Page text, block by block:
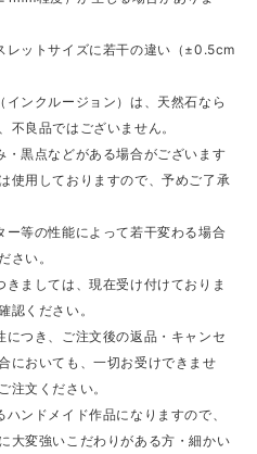
レットサイズに若干の違い（±0.5cm
ンクルージョン）は、天然石なら
不良品ではございません。
黒点などがある場合がございます
使用しておりますので、予めご了承
等の性能によって若干変わる場合
さい。
ましては、現在受け付けておりま
認ください。
つき、ご注文後の返品・キャンセ
においても、一切お受けできませ
注文ください。
ンドメイド作品になりますので、
大変強いこだわりがある方・細かい